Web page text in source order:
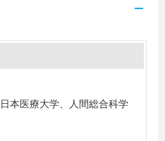
本医療大学、人間総合科学